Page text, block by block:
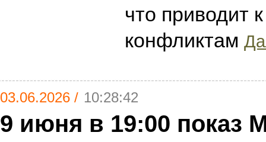
что приводит
конфликтам
03.06.2026 / 10:28:42
9 июня в 19:00 показ